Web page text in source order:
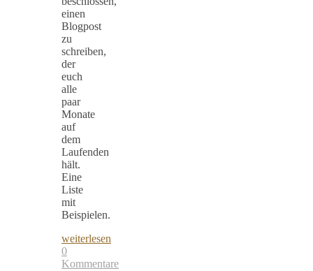
einen
Blogpost
zu
schreiben,
der
euch
alle
paar
Monate
auf
dem
Laufenden
hält.
Eine
Liste
mit
Beispielen.
weiterlesen
0
Kommentare